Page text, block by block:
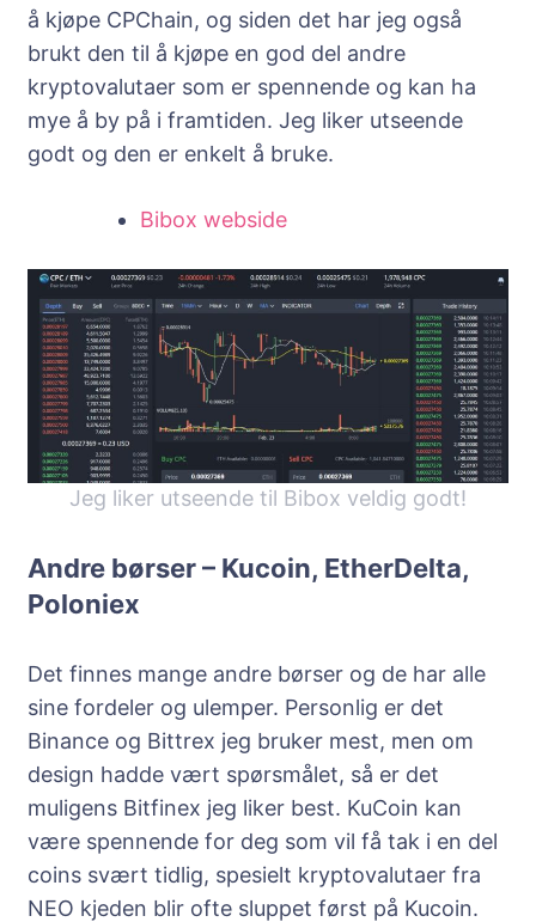
å kjøpe CPChain, og siden det har jeg også
brukt den til å kjøpe en god del andre
kryptovalutaer som er spennende og kan ha
mye å by på i framtiden. Jeg liker utseende
godt og den er enkelt å bruke.
Bibox webside
Jeg liker utseende til Bibox veldig godt!
Andre børser – Kucoin, EtherDelta,
Poloniex
Det finnes mange andre børser og de har alle
sine fordeler og ulemper. Personlig er det
Binance og Bittrex jeg bruker mest, men om
design hadde vært spørsmålet, så er det
muligens Bitfinex jeg liker best. KuCoin kan
være spennende for deg som vil få tak i en del
coins svært tidlig, spesielt kryptovalutaer fra
NEO kjeden blir ofte sluppet først på Kucoin.